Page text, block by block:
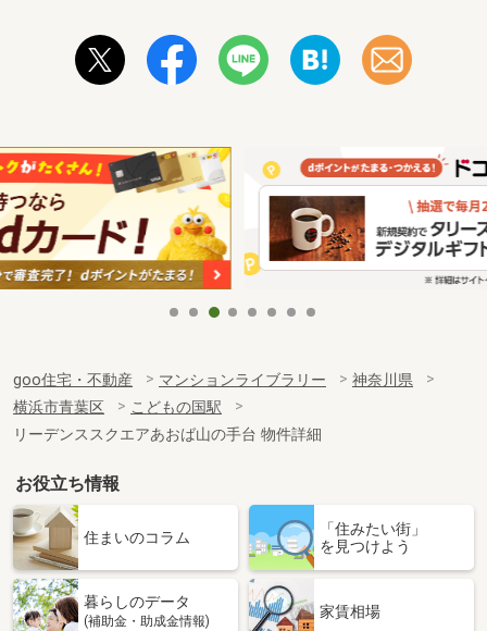
goo住宅・不動産 マンションライブラリー
神奈川県
横浜市青葉区
こどもの国駅
リーデンススクエアあおば山の手台 物件詳細
お役立ち情報
住まいのコラム
「住みたい街」
を見つけよう
暮らしのデータ
(補助金・助成金情報)
家賃相場